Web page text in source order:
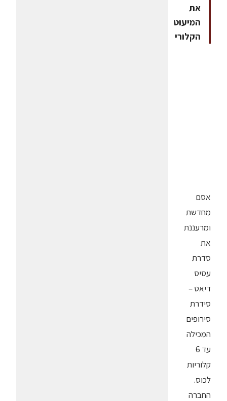
את
המיעוט
הקלורי
אסם
מחדשת
ומרעננת
את
סדרת
עסיס
דיאט –
סידרת
סירופים
המכילה
עד 6
קלוריות
לכוס.
החברה